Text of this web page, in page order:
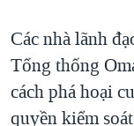
Các nhà lãnh
Tổng thống
cách phá hoại
quyền kiểm